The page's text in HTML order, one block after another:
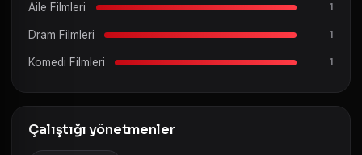
Aile Filmleri 1
Dram Filmleri 1
Komedi Filmleri 1
Çalıştığı yönetmenler